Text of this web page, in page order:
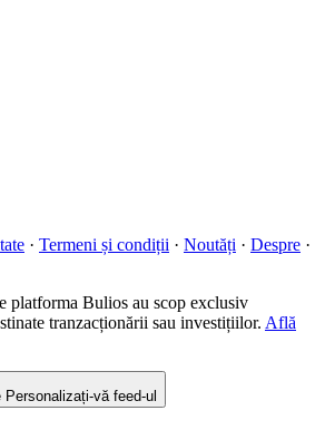
· Termeni și condiții · Noutăți · Despre ·
platforma Bulios au scop exclusiv
tranzacționării sau investițiilor. Află
Personalizați-vă feed-ul